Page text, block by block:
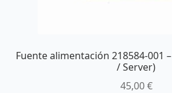
Fuente alimentación 218584-001
/ Server)
45,00€